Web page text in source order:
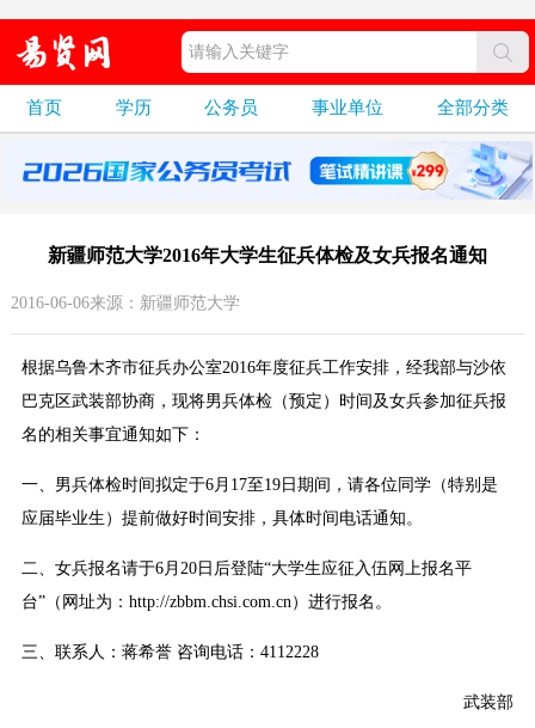
首页 学历 公务员 事业单位 全部分类
新疆师范大学2016年大学生征兵体检及女兵报名通知
2016-06-06来源：新疆师范大学
根据乌鲁木齐市征兵办公室2016年度征兵工作安排，经我部与沙依
巴克区武装部协商，现将男兵体检（预定）时间及女兵参加征兵报
名的相关事宜通知如下：
一、男兵体检时间拟定于6月17至19日期间，请各位同学（特别是
应届毕业生）提前做好时间安排，具体时间电话通知。
二、女兵报名请于6月20日后登陆“大学生应征入伍网上报名平
台”（网址为：http://zbbm.chsi.com.cn）进行报名。
三、联系人：蒋希誉 咨询电话：4112228
武装部